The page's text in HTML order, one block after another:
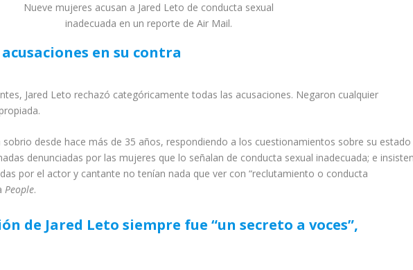
Nueve mujeres acusan a Jared Leto de conducta sexual
inadecuada en un reporte de Air Mail.
en su contra
Jared Leto rechazó categóricamente todas las acusaciones. Negaron cualquier
desde hace más de 35 años, respondiendo a los cuestionamientos sobre su estado
denunciadas por las mujeres que lo señalan de conducta sexual inadecuada; e
por el actor y cantante no tenían nada que ver con “reclutamiento o conducta
People.
de Jared Leto siempre fue “un secreto a voces”,